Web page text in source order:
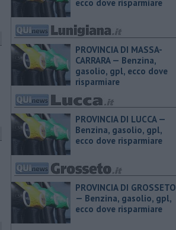
ecco dove risparmiare
PROVINCIA DI MASSA-
CARRARA — ​Benzina,
gasolio, gpl, ecco dove
risparmiare
PROVINCIA DI LUCCA — ​
Benzina, gasolio, gpl,
ecco dove risparmiare
PROVINCIA DI GROSSETO
— ​Benzina, gasolio, gpl,
ecco dove risparmiare